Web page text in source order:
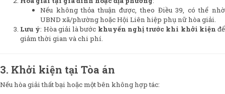
Nếu không thỏa thuận được, theo Điều 39, có thể nhờ
UBND xã/phường hoặc Hội Liên hiệp phụ nữ hòa giải.
Lưu ý: Hòa giải là bước khuyến nghị trước khi khởi kiện để
giảm thời gian và chi phí.
3. Khởi kiện tại Tòa án
Nếu hòa giải thất bại hoặc một bên không hợp tác: